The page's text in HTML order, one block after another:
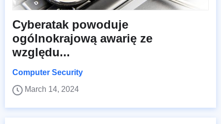
Cyberatak powoduje
ogólnokrajową awarię ze
względu...
Computer Security
March 14, 2024